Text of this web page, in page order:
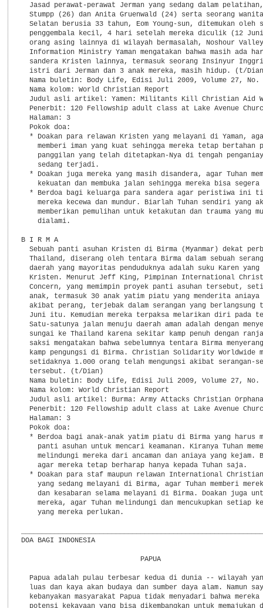
Jasad perawat-perawat Jerman yang sedang dalam
Stumpp (26) dan Anita Gruenwald (24) serta seorang
Selatan berusia 33 tahun, Eom Young-sun, ditemukan oleh
penggembala kecil, 4 hari setelah mereka diculik (12
orang asing lainnya di wilayah bermasalah, Noshour
Information Ministry Yaman mengatakan bahwa masih ada
sandera Kristen lainnya, termasuk seorang Insinyur
istri dari Jerman dan 3 anak mereka, masih hidup. (t/
Nama buletin: Body Life, Edisi Juli 2009, Volume 27, No.
  Nama kolom: World Christian Report
Judul asli artikel: Yamen: Militants Kill Christian Aid
Penerbit: 120 Fellowship adult class at Lake Avenue
  Halaman: 3
  Pokok doa:
* Doakan para relawan Kristen yang melayani di Yaman,
memberi iman yang kuat sehingga mereka tetap bertahan
panggilan yang telah ditetapkan-Nya di tengah
    sedang terjadi.
* Doakan juga mereka yang masih disandera, agar Tuhan
kekuatan dan membuka jalan sehingga mereka bisa segera
* Berdoa bagi keluarga para sandera agar peristiwa ini
mereka kecewa dan mundur. Biarlah Tuhan sendiri yang
memberikan pemulihan untuk ketakutan dan trauma yang
    dialami.
B I R M A
Sebuah panti asuhan Kristen di Birma (Myanmar) dekat
Thailand, diserang oleh tentara Birma dalam sebuah
daerah yang mayoritas penduduknya adalah suku Karen yang
Kristen. Menurut Jeff King, Pimpinan International
Concern, yang memimpin proyek panti asuhan tersebut,
anak, termasuk 30 anak yatim piatu yang menderita aniaya
akibat perang, terjebak dalam serangan yang berlangsung
Juni itu. Kemudian mereka terpaksa melarikan diri pada
Satu-satunya jalan menuju daerah aman adalah dengan
sungai ke Thailand karena sekitar kamp penuh dengan
saksi mengatakan bahwa sebelumnya tentara Birma
kamp pengungsi di Birma. Christian Solidarity Worldwide
setidaknya 1.000 orang telah mengungsi akibat serangan-
  tersebut. (t/Dian)
Nama buletin: Body Life, Edisi Juli 2009, Volume 27, No.
  Nama kolom: World Christian Report
Judul asli artikel: Burma: Army Attacks Christian
Penerbit: 120 Fellowship adult class at Lake Avenue
  Halaman: 3
  Pokok doa:
* Berdoa bagi anak-anak yatim piatu di Birma yang harus
panti asuhan untuk mencari keamanan. Kiranya Tuhan
melindungi mereka dari ancaman dan aniaya yang kejam.
    agar mereka tetap berharap hanya kepada Tuhan saja.
* Doakan para staf maupun relawan International
yang sedang melayani di Birma, agar Tuhan memberi
dan kesabaran selama melayani di Birma. Doakan juga
mereka, agar Tuhan melindungi dan mencukupkan setiap
    yang mereka perlukan.
DOA BAGI INDONESIA
                             PAPUA
Papua adalah pulau terbesar kedua di dunia -- wilayah
luas dan kaya akan budaya dan sumber daya alam. Namun
kebanyakan masyarakat Papua tidak menyadari bahwa mereka
potensi kekayaan yang bisa dikembangkan untuk memajukan